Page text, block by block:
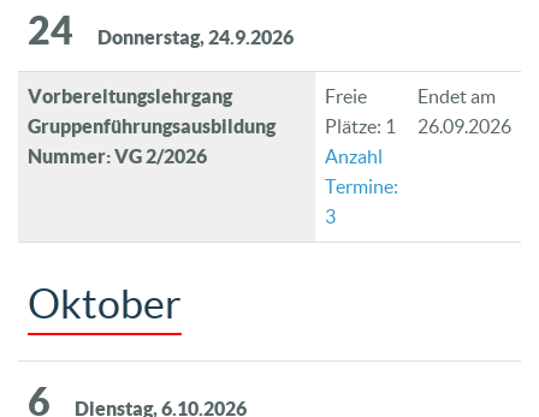
24 Donnerstag, 24.9.2026
Vorbereitungslehrgang
Gruppenführungsausbildung
Nummer: VG 2/2026
Freie
Plätze: 1
Anzahl
Termine:
3
Endet am
26.09.2026
Oktober
6 Dienstag, 6.10.2026